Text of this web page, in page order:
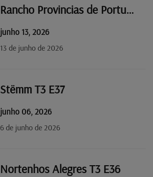
Rancho Provincias de Portugal T3 E38
junho 13, 2026
13 de junho de 2026
Stëmm T3 E37
junho 06, 2026
6 de junho de 2026
Nortenhos Alegres T3 E36